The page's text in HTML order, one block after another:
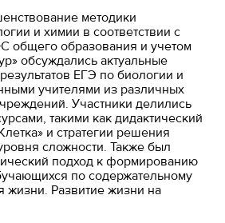
методики
и химии в соответствии с
общего образования и учетом
обсуждались актуальные
ЕГЭ по биологии и
учителями из различных
Участники делились
такими как дидактический
и стратегии решения
сложности. Также был
подход к формированию
по содержательному
жизни. Развитие жизни на